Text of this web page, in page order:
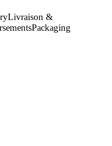
Livraison &
Packaging